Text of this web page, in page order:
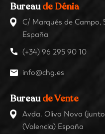
Bureaude Dénia
C/ Marqués de Campo,
España
(+34) 96 295 90 10
info@chg.es
Bureaude Vente
Avda. Oliva Nova
(Valencia) España